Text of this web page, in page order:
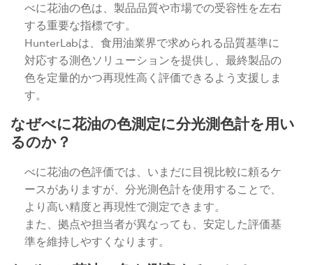
べに花油の色は、製品品質や市場での受容性を左右
する重要な指標です。
HunterLabは、食用油業界で求められる品質基準に
対応する測色ソリューションを提供し、最終製品の
色を定量的かつ再現性高く評価できるよう支援しま
す。
なぜべに花油の色測定に分光測色計を用い
るのか？
べに花油の色評価では、いまだに目視比較に頼るケ
ースがありますが、分光測色計を使用することで、
より高い精度と再現性で測定できます。
また、拠点や担当者が異なっても、安定した評価基
準を維持しやすくなります。